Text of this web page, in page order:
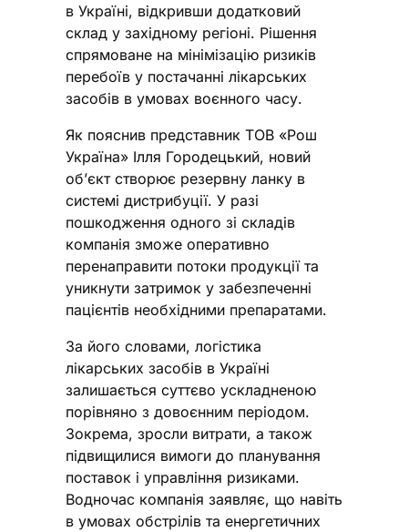
в Україні, відкривши додатковий
склад у західному регіоні. Рішення
спрямоване на мінімізацію ризиків
перебоїв у постачанні лікарських
засобів в умовах воєнного часу.
Як пояснив представник ТОВ «Рош
Україна» Ілля Городецький, новий
об’єкт створює резервну ланку в
системі дистрибуції. У разі
пошкодження одного зі складів
компанія зможе оперативно
перенаправити потоки продукції та
уникнути затримок у забезпеченні
пацієнтів необхідними препаратами.
За його словами, логістика
лікарських засобів в Україні
залишається суттєво ускладненою
порівняно з довоєнним періодом.
Зокрема, зросли витрати, а також
підвищилися вимоги до планування
поставок і управління ризиками.
Водночас компанія заявляє, що навіть
в умовах обстрілів та енергетичних